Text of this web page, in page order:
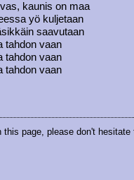
kaunis on maa
yö kuljetaan
saavutaan
tahdon vaan
tahdon vaan
tahdon vaan
this page, please don't